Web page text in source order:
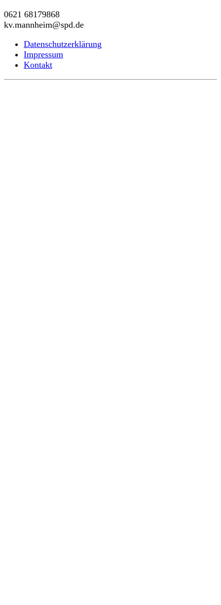
0621 68179868
kv.mannheim@spd.de
Datenschutzerklärung
Impressum
Kontakt